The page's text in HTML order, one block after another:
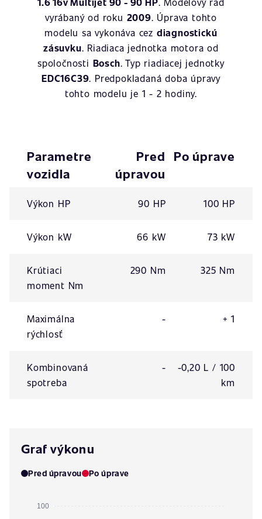
vyrábaný od roku 2009. Úprava tohto
modelu sa vykonáva cez diagnostickú
zásuvku. Riadiaca jednotka motora od
spoločnosti Bosch. Typ riadiacej jednotky
EDC16C39. Predpokladaná doba úpravy
tohto modelu je 1 - 2 hodiny.
Parametre
vozidla
Pred
úpravou
Po úprave
Výkon HP 90 HP 100 HP
Výkon kW 66 kW 73 kW
Krútiaci
moment Nm
290 Nm 325 Nm
Maximálna
rýchlosť
- + 1
Kombinovaná
spotreba
-
-0,20 L / 100
km
Graf výkonu
Pred úpravou Po úprave
100